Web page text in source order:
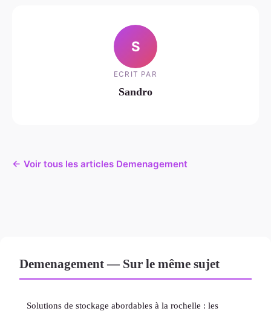
S
ECRIT PAR
Sandro
← Voir tous les articles Demenagement
Demenagement — Sur le même sujet
Solutions de stockage abordables à la rochelle : les